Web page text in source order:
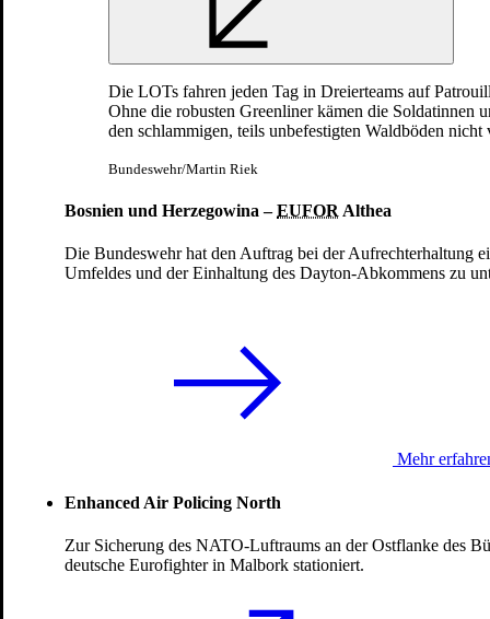
Die LOTs fahren jeden Tag in Dreierteams auf
Ohne die robusten Greenliner kämen die Soldatinnen
den schlammigen, teils unbefestigten Waldböden nicht
Bundeswehr/Martin Riek
Bosnien und Herzegowina –EUFOR Althea
Die Bundeswehr hat den Auftrag bei der Aufrechterhaltung
Umfeldes und der Einhaltung des Dayton-Abkommens zu
Mehr
Enhanced Air Policing North
Zur Sicherung des NATO-Luftraums an der Ostflanke des
deutsche Eurofighter in Malbork stationiert.
Einsätze und Missionen
Bosnien und Herzegowina
Einsätze und Missionen
Südsudan: Die Bundeswehr als Teil von